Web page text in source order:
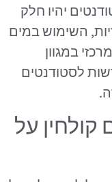
יהיו חלק
השימוש במים
במגוון
לסטודנטים
על